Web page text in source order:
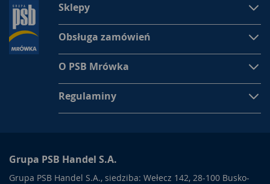
Sklepy
Obsługa zamówień
O PSB Mrówka
Regulaminy
Grupa PSB Handel S.A.
Grupa PSB Handel S.A., siedziba: Wełecz 142, 28-100 Busko-